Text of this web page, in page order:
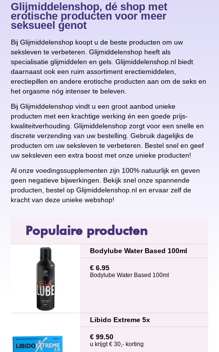
Glijmiddelenshop, dé shop met
erotische producten voor meer
seksueel genot
Bij Glijmiddelenshop koopt u de beste producten om uw
seksleven te verbeteren. Glijmiddelenshop heeft als
specialisatie glijmiddelen en gels. Glijmiddelenshop.nl biedt
daarnaast ook een ruim assortiment erectiemiddelen,
erectiepillen en andere erotische producten aan om de seks en
het orgasme nóg intenser te beleven.
Bij Glijmiddelenshop vindt u een groot aanbod unieke
producten met een krachtige werking én een goede prijs-
kwaliteitverhouding. Glijmiddelenshop zorgt voor een snelle en
discrete verzending van uw bestelling. Gebruik dagelijks de
producten om uw seksleven te verbeteren. Bestel snel en geef
uw seksleven een extra boost met onze unieke producten!
Al onze voedingssupplementen zijn 100% natuurlijk en geven
geen negatieve bijwerkingen. Bekijk snel onze spannende
producten, bestel op Glijmiddelenshop.nl en ervaar zelf de
kracht van deze unieke webshop!
Populaire producten
Bodylube Water Based 100ml
€ 6.95
Bodylube Water Based 100ml
Libido Extreme 5x
€ 99.50
u krijgt € 30,- korting